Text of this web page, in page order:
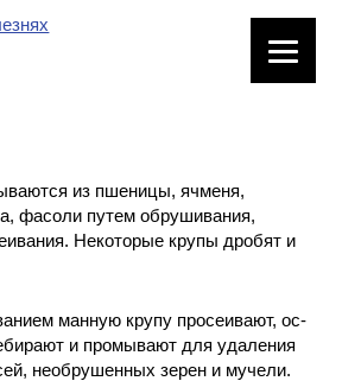
из пшеницы, ячменя,
фасоли путем обрушивания,
Некоторые крупы дробят и
манную крупу просеивают, ос-
и промывают для удаления
необрушенных зерен и мучели.